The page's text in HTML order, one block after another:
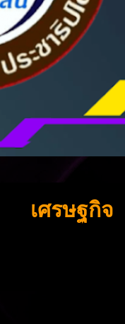
เศรษฐกิจ